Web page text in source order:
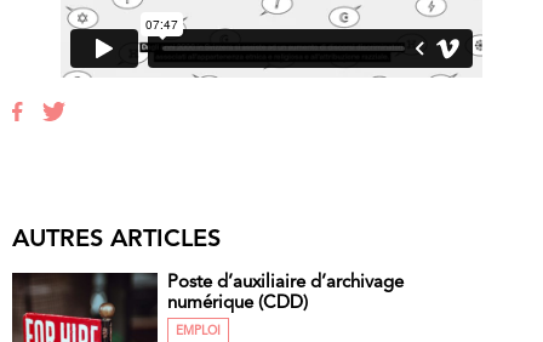
AUTRES ARTICLES
Poste d’auxiliaire d’archivage
numérique (CDD)
EMPLOI